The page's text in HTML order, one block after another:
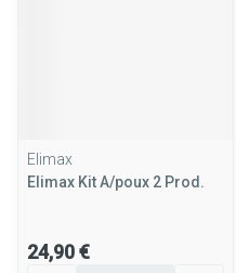
Elimax
Elimax Kit A/poux 2 Prod.
24,90 €